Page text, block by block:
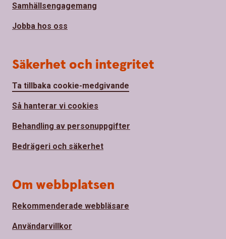
Samhällsengagemang
Jobba hos oss
Säkerhet och integritet
Ta tillbaka cookie-medgivande
Så hanterar vi cookies
Behandling av personuppgifter
Bedrägeri och säkerhet
Om webbplatsen
Rekommenderade webbläsare
Användarvillkor